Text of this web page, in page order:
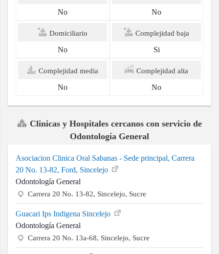
No
No
Domiciliario
No
Complejidad baja
Si
Complejidad media
No
Complejidad alta
No
Clinicas y Hospitales cercanos con servicio de
Odontología General
Asociacion Clinica Oral Sabanas - Sede principal, Carrera
20 No. 13-82, Ford, Sincelejo
Odontología General
Carrera 20 No. 13-82, Sincelejo, Sucre
Guacari Ips Indigena Sincelejo
Odontología General
Carrera 20 No. 13a-68, Sincelejo, Sucre